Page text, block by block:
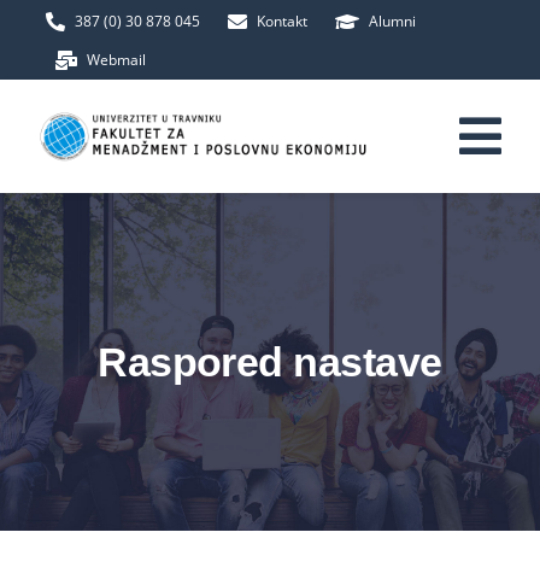
387 (0) 30 878 045 Kontakt
Alumni
Webmail
Početna
Fakultet
Upis
Studij
Raspored nastave